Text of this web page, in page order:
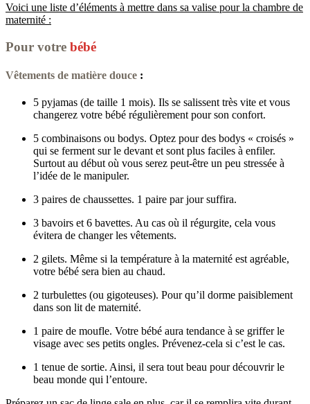
Voici une liste d’éléments à mettre dans sa valise pour la chambre de
maternité :
Pour votre bébé
Vêtements de matière douce :
5 pyjamas (de taille 1 mois). Ils se salissent très vite et vous
changerez votre bébé régulièrement pour son confort.
5 combinaisons ou bodys. Optez pour des bodys « croisés »
qui se ferment sur le devant et sont plus faciles à enfiler.
Surtout au début où vous serez peut-être un peu stressée à
l’idée de le manipuler.
3 paires de chaussettes. 1 paire par jour suffira.
3 bavoirs et 6 bavettes. Au cas où il régurgite, cela vous
évitera de changer les vêtements.
2 gilets. Même si la température à la maternité est agréable,
votre bébé sera bien au chaud.
2 turbulettes (ou gigoteuses). Pour qu’il dorme paisiblement
dans son lit de maternité.
1 paire de moufle. Votre bébé aura tendance à se griffer le
visage avec ses petits ongles. Prévenez-cela si c’est le cas.
1 tenue de sortie. Ainsi, il sera tout beau pour découvrir le
beau monde qui l’entoure.